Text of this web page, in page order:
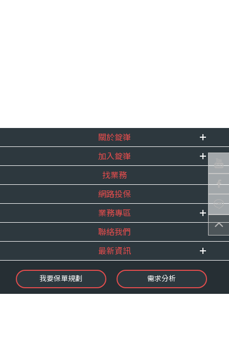
關於錠嵂
企業資訊
重要事跡
得獎紀錄
服務宣言
合作夥伴
加入錠嵂
內勤招聘
精英招募
年度增員計畫
找業務
網路投保
業務專區
E 線資源網
聯絡我們
最新資訊
最新消息
錠嵂焦點
我要保單規劃 需求分析